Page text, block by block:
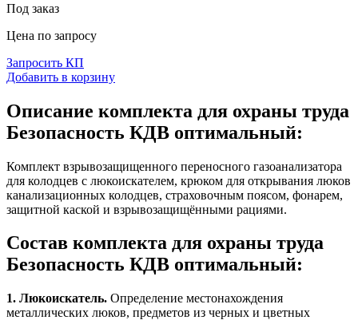
Под заказ
Цена по запросу
Запросить КП
Добавить в корзину
Описание комплекта для охраны труда
Безопасность КДВ оптимальный:
Комплект взрывозащищенного переносного газоанализатора
для колодцев с люкоискателем, крюком для открывания люков
канализационных колодцев, страховочным поясом, фонарем,
защитной каской и взрывозащищёнными рациями.
Состав комплекта для охраны труда
Безопасность КДВ оптимальный:
1. Люкоискатель. Определение местонахождения
металлических люков, предметов из черных и цветных